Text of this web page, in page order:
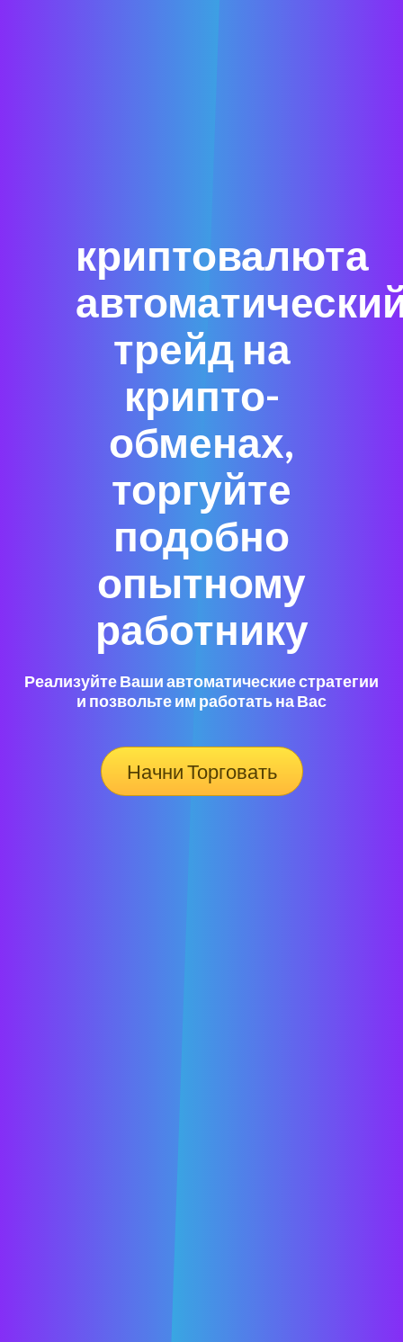
криптовалюта
трейд на
крипто-
обменах,
торгуйте
подобно
опытному
работнику
Реализуйте Ваши автоматические стратегии
и позвольте им работать на Вас
Начни Торговать